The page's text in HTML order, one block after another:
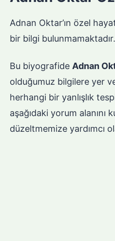
Adnan Oktar’ın özel
bir bilgi bulunmamaktadır.
Bu biyografide Adnan
olduğumuz bilgilere yer
herhangi bir yanlışlık
aşağıdaki yorum alanını
düzeltmemize yardımcı